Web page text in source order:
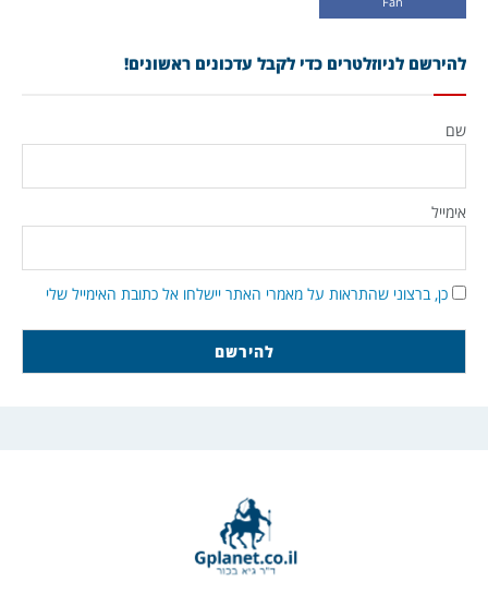
להירשם לניוזלטרים כדי לקבל עדכונים ראשונים!
שם
אימייל
כן, ברצוני שהתראות על מאמרי האתר יישלחו אל כתובת האימייל שלי